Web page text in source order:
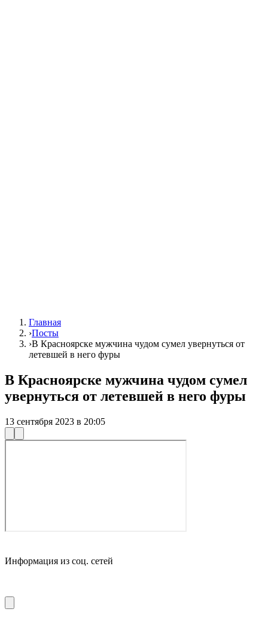
Главная
›Посты
›В Красноярске мужчина чудом сумел увернуться от
летевшей в него фуры
В Красноярске мужчина чудом сумел
увернуться от летевшей в него фуры
13 сентября 2023 в 20:05
Информация из соц. сетей